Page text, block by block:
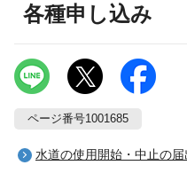
各種申し込み
ページ番号1001685
水道の使用開始・中止の届